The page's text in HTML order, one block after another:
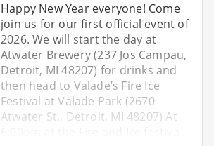
Happy New Year everyone! Come
join us for our first official event of
2026. We will start the day at
Atwater Brewery (237 Jos Campau,
Detroit, MI 48207) for drinks and
then head to Valade’s Fire Ice
Festival at Valade Park (2670
Atwater St., Detroit, MI 48207) At